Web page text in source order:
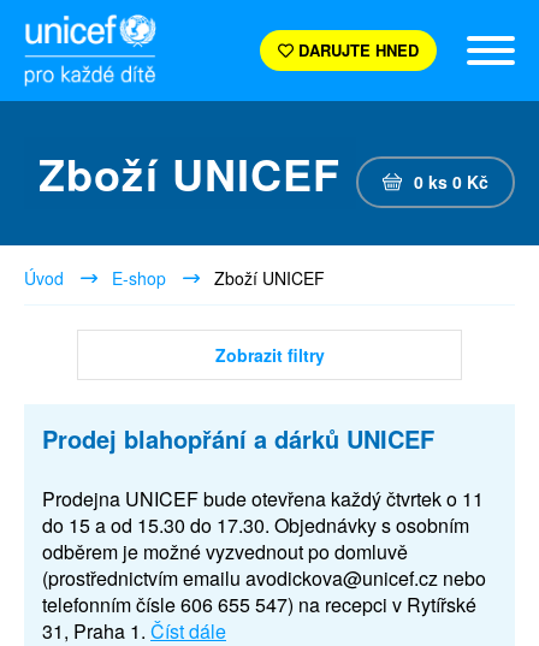
DARUJTE HNED
Zboží UNICEF 0 ks 0 Kč
Úvod E-shop Zboží UNICEF
Zobrazit filtry
Prodej blahopřání a dárků UNICEF
Prodejna UNICEF bude otevřena každý čtvrtek o 11
do 15 a od 15.30 do 17.30. Objednávky s osobním
odběrem je možné vyzvednout po domluvě
(prostřednictvím emailu avodickova@unicef.cz nebo
telefonním čísle 606 655 547) na recepci v Rytířské
31, Praha 1. Číst dále